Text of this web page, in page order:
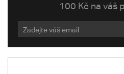
100 Kč na váš